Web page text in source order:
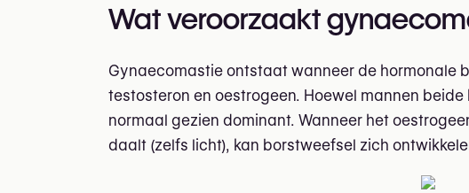
Wat veroorzaakt
Gynaecomastie ontstaat wanneer de hormonale
testosteron en oestrogeen. Hoewel mannen
normaal gezien dominant. Wanneer het
daalt (zelfs licht), kan borstweefsel zich